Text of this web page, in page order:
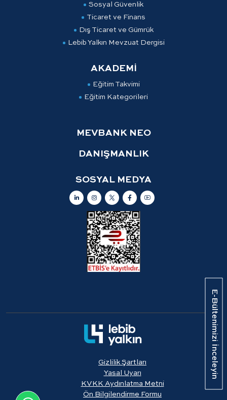
E-Bültenimizi İnceleyin
Sosyal Güvenlik
Ticaret ve Finans
Dış Ticaret ve Gümrük
Lebib Yalkın Mevzuat Dergisi
AKADEMİ
Eğitim Takvimi
Eğitim Kategorileri
MEVBANK NEO
DANIŞMANLIK
SOSYAL MEDYA
Gizlilik Şartları
Yasal Uyarı
KVKK Aydınlatma Metni
Ön Bilgilendirme Formu